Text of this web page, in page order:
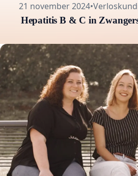
21 november 2024•
Hepatitis B & C in